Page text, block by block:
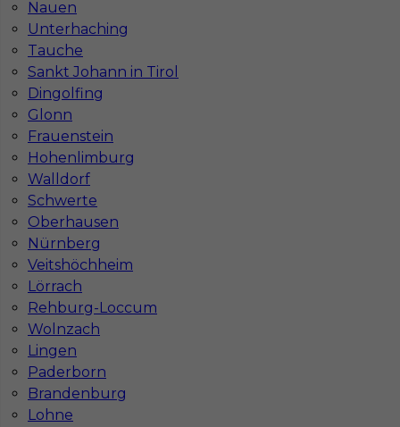
Nauen
Unterhaching
Tauche
Sankt Johann in Tirol
Dingolfing
Glonn
Frauenstein
Hohenlimburg
Walldorf
Schwerte
Oberhausen
Nürnberg
Veitshöchheim
Lörrach
Rehburg-Loccum
Wolnzach
Lingen
Paderborn
Brandenburg
Lohne
Monter kominków praca za granicą
Kategoria Monterzy
Lokalizacja Niemcy
Wymagane języki
Niemiecki dobry
Stawka 19 - 21 € / h